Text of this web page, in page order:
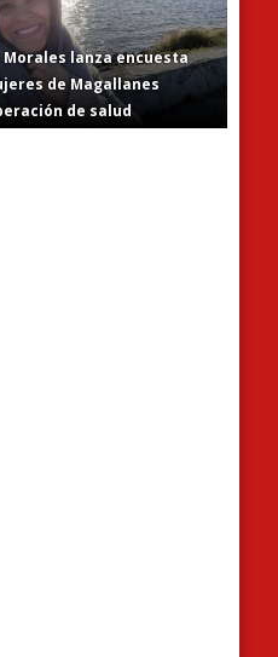
lanza encuesta
de Magallanes
de salud